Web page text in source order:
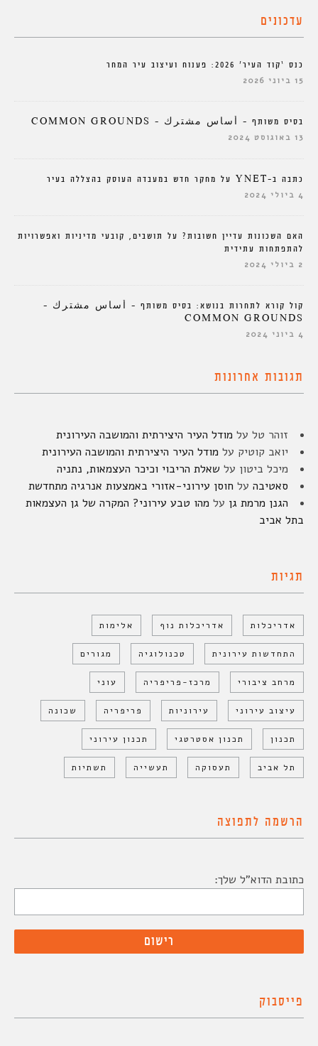
עדכונים
כנס ‘קוד העיר’ 2026: פענוח ועיצוב עיר המחר
15 ביוני 2026
בסיס משותף – أساس مشترك – COMMON GROUNDS
13 באוגוסט 2024
כתבה ב-YNET על מחקר חדש במעבדה העוסק בהצללה בעיר
4 ביולי 2024
האם השכונות עדיין חשובות? על תושבים, קובעי מדיניות ואפשרויות
להתפתחות עתידית
2 ביולי 2024
קול קורא לתחרות בנושא: בסיס משותף – أساس مشترك –
COMMON GROUNDS
4 ביוני 2024
תגובות אחרונות
זוהר טל על מודל העיר היצירתית והמושבה העירונית
יואב קוטיק על מודל העיר היצירתית והמושבה העירונית
מיכל ביטון על שאלת הריבוי וכיכר העצמאות, נתניה
סאטיבה על חוסן עירוני-אזורי באמצעות אנרגיה מתחדשת
הגנן מרמת גן על מהו טבע עירוני? המקרה של גן העצמאות
בתל אביב
תגיות
אדריכלות אדריכלות נוף אלימות
התחדשות עירונית טכנולוגיה מגורים
מרחב ציבורי מרכז-פריפריה עוני
עיצוב עירוני עירוניות פריפריה שכונה
תכנון תכנון אסטרטגי תכנון עירוני
תל אביב תעסוקה תעשייה תשתיות
הרשמה לתפוצה
כתובת הדוא"ל שלך:
פייסבוק